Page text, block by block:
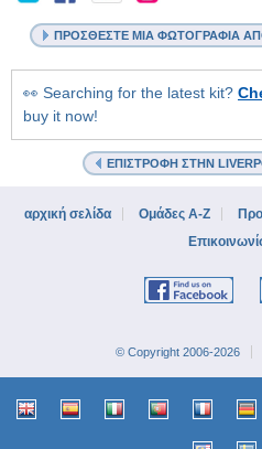
Facebook
IN-
THE-
Store
ΠΡΟΣΘΈΣΤΕ ΜΙΑ ΦΩΤΟΓΡΑΦΊΑ
👀 Searching for the latest kit?
buy it now!
ΕΠΙΣΤΡΟΦΉ ΣΤΗΝ
αρχική σελίδα Ομάδες A-Z
© Copyright 2006-2026